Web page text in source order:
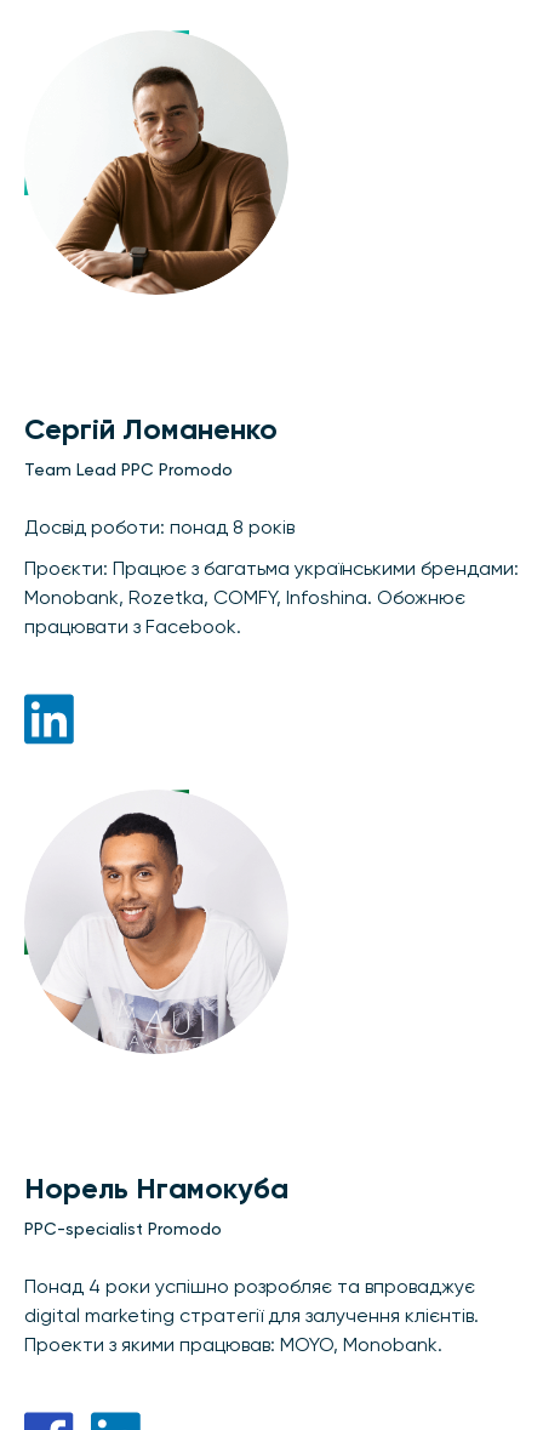
Сергій Ломаненко
Team Lead PPC Promodo
Досвід роботи: понад 8 років
Проєкти: Працює з багатьма українськими брендами:
Monobank, Rozetka, COMFY, Infoshina. Обожнює
працювати з Facebook.
Норель Нгамокуба
PPC-specialist Promodo
Понад 4 роки успішно розробляє та впроваджує
digital marketing стратегії для залучення клієнтів.
Проекти з якими працював: MOYO, Monobank.